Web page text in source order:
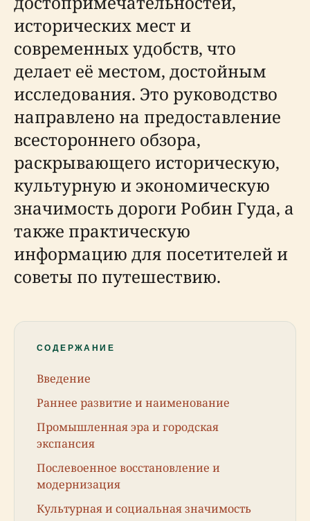
исторических мест и
современных удобств, что
делает её местом, достойным
исследования. Это руководство
направлено на предоставление
всестороннего обзора,
раскрывающего историческую,
культурную и экономическую
значимость дороги Робин Гуда, а
также практическую
информацию для посетителей и
советы по путешествию.
СОДЕРЖАНИЕ
Введение
Раннее развитие и наименование
Промышленная эра и городская
экспансия
Послевоенное восстановление и
модернизация
Культурная и социальная значимость